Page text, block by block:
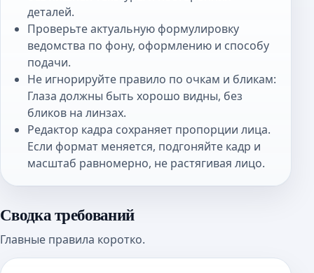
деталей.
Проверьте актуальную формулировку
ведомства по фону, оформлению и способу
подачи.
Не игнорируйте правило по очкам и бликам:
Глаза должны быть хорошо видны, без
бликов на линзах.
Редактор кадра сохраняет пропорции лица.
Если формат меняется, подгоняйте кадр и
масштаб равномерно, не растягивая лицо.
Сводка требований
Главные правила коротко.